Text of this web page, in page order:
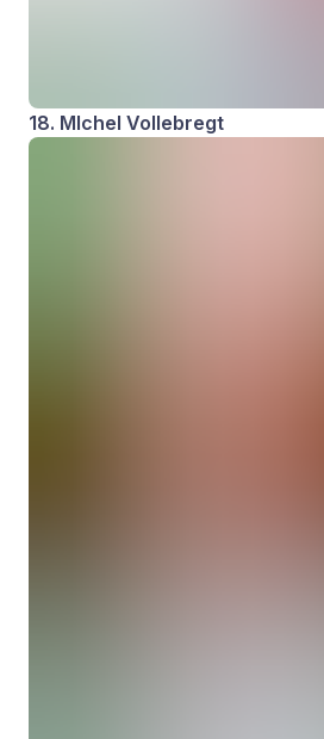
18. MIchel Vollebregt